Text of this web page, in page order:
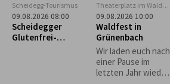
Scheidegg-Tourismus
09.08.2026 08:00
Scheidegger
Glutenfrei-
Theaterplatz im Wald
bei Grünenbach
09.08.2026 10:00
Waldfest in
Grünenbach
Wir laden euch nach
einer Pause im
letzten Jahr wieder